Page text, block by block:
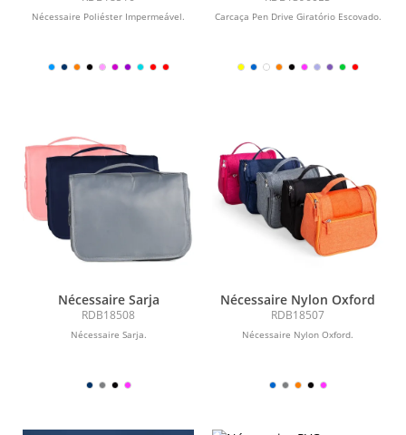
Nécessaire Poliéster Impermeável. Carcaça Pen Drive Giratório Escovado.
Nécessaire Sarja
RDB18508
Nécessaire Sarja.
Nécessaire Nylon Oxford
RDB18507
Nécessaire Nylon Oxford.